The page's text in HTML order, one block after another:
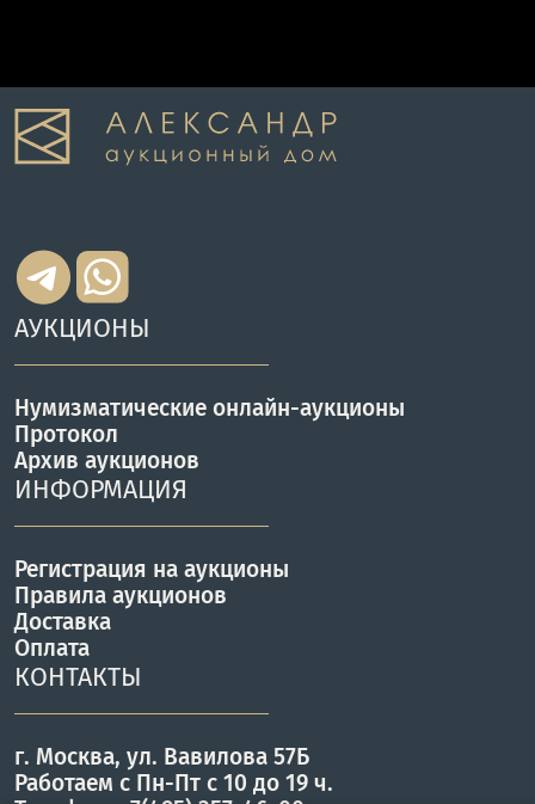
АУКЦИОНЫ
Нумизматические онлайн-аукционы
Протокол
Архив аукционов
ИНФОРМАЦИЯ
Регистрация на аукционы
Правила аукционов
Доставка
Оплата
КОНТАКТЫ
г. Москва, ул. Вавилова 57Б
Работаем с Пн-Пт с 10 до 19 ч.